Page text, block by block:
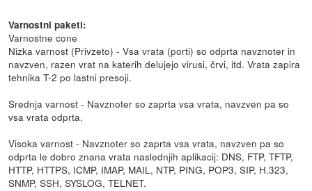
Varnostni paketi:
Varnostne cone
Nizka varnost (Privzeto) - Vsa vrata (porti) so odprta navznoter in
navzven, razen vrat na katerih delujejo virusi, črvi, itd. Vrata zapira
tehnika T-2 po lastni presoji.
Srednja varnost - Navznoter so zaprta vsa vrata, navzven pa so
vsa vrata odprta.
Visoka varnost - Navznoter so zaprta vsa vrata, navzven pa so
odprta le dobro znana vrata naslednjih aplikacij: DNS, FTP, TFTP,
HTTP, HTTPS, ICMP, IMAP, MAIL, NTP, PING, POP3, SIP, H.323,
SNMP, SSH, SYSLOG, TELNET.